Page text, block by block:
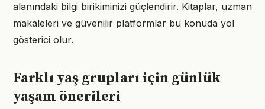
alanındaki bilgi birikiminizi güçlendirir. Kitaplar, uzman
makaleleri ve güvenilir platformlar bu konuda yol
gösterici olur.
Farklı yaş grupları için günlük
yaşam önerileri